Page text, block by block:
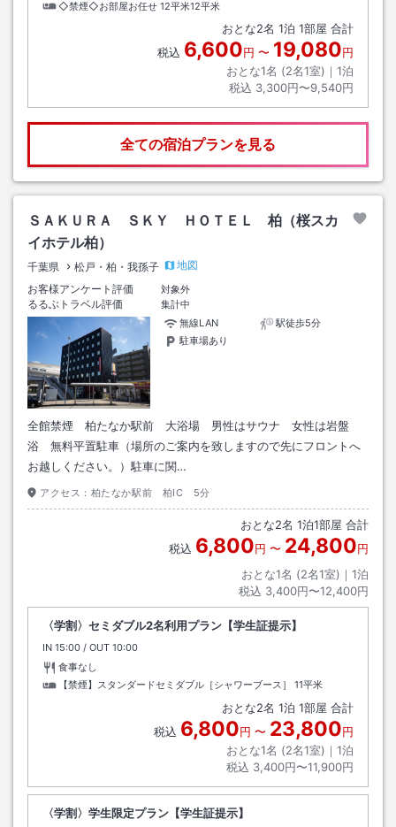
◇禁煙◇お部屋お任せ 12平米12平米
おとな2名 1泊 1部屋 合計
税込 6,600円 〜 19,080円
おとな1名 (2名1室)｜ 1泊
税込 3,300円〜9,540円
全ての宿泊プランを見る
ＳＡＫＵＲＡ ＳＫＹ ＨＯＴＥＬ 柏（桜スカ
イホテル柏）
千葉県 松戸・柏・我孫子
地図
お客様アンケート評価
対象外
るるぶトラベル評価
集計中
無線LAN
駅徒歩5分
駐車場あり
全館禁煙 柏たなか駅前 大浴場 男性はサウナ 女性は岩盤
浴 無料平置駐車（場所のご案内を致しますので先にフロントへ
お越しください。）駐車に関…
アクセス： 柏たなか駅前 柏IC 5分
おとな2名 1泊1部屋 合計
税込 6,800円 〜 24,800円
おとな1名 (2名1室)｜ 1泊
税込 3,400円〜12,400円
〈学割〉セミダブル2名利用プラン【学生証提示】
IN チェックイン
15:00 / OUT チェックアウト
10:00
食事なし
【禁煙】スタンダードセミダブル［シャワーブース］
11平米
おとな2名 1泊 1部屋 合計
税込 6,800円 〜 23,800円
おとな1名 (2名1室)｜ 1泊
税込 3,400円〜11,900円
〈学割〉学生限定プラン【学生証提示】